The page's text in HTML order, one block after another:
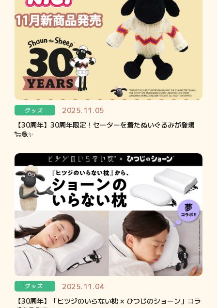
グッズ
2025.11.05
【30周年】30周年限定！セーターを着たぬいぐるみが登場
🐑🧶✨
グッズ
2025.11.04
【30周年】「ヒツジのいらない枕 × ひつじのショーン」コラ